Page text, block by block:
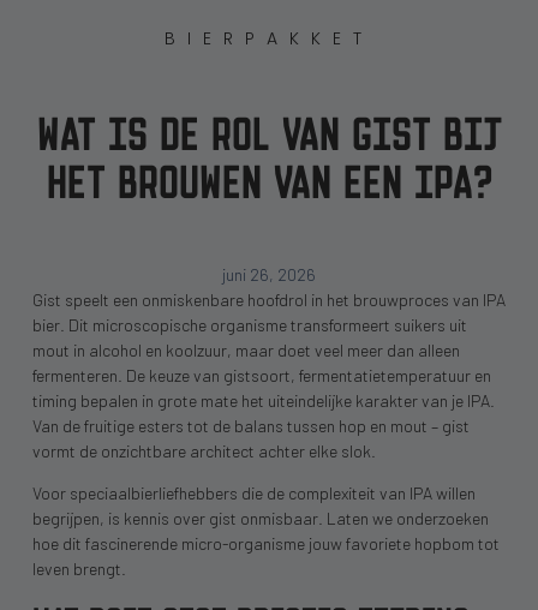
BIERPAKKET
WAT IS DE ROL VAN GIST BIJ
HET BROUWEN VAN EEN IPA?
juni 26, 2026
Gist speelt een onmiskenbare hoofdrol in het brouwproces van IPA
bier. Dit microscopische organisme transformeert suikers uit
mout in alcohol en koolzuur, maar doet veel meer dan alleen
fermenteren. De keuze van gistsoort, fermentatietemperatuur en
timing bepalen in grote mate het uiteindelijke karakter van je IPA.
Van de fruitige esters tot de balans tussen hop en mout – gist
vormt de onzichtbare architect achter elke slok.
Voor speciaalbierliefhebbers die de complexiteit van IPA willen
begrijpen, is kennis over gist onmisbaar. Laten we onderzoeken
hoe dit fascinerende micro-organisme jouw favoriete hopbom tot
leven brengt.